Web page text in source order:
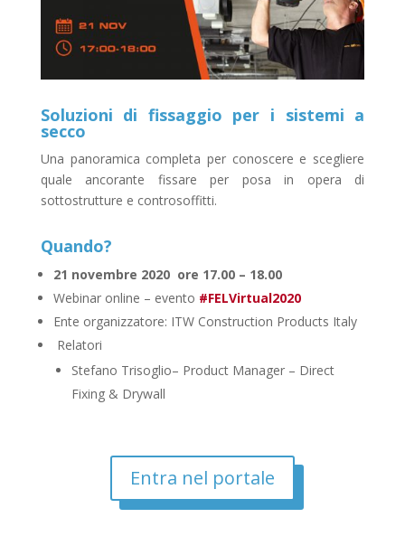
Soluzioni di fissaggio per i sistemi a
secco
Una panoramica completa per conoscere e scegliere
quale ancorante fissare per posa in opera di
sottostrutture e controsoffitti.
Quando?
21 novembre 2020 ore 17.00 – 18.00
Webinar online – evento #FELVirtual2020
Ente organizzatore: ITW Construction Products Italy
Relatori
Stefano Trisoglio– Product Manager – Direct
Fixing & Drywall
Entra nel portale